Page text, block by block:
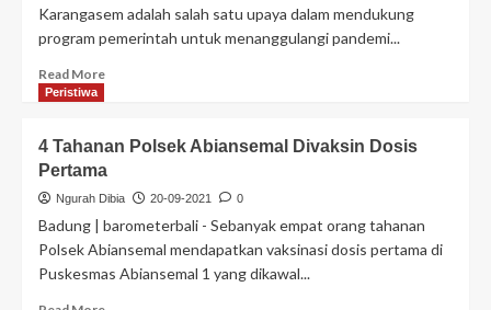
Karangasem adalah salah satu upaya dalam mendukung
program pemerintah untuk menanggulangi pandemi...
Read More
Peristiwa
4 Tahanan Polsek Abiansemal Divaksin Dosis
Pertama
Ngurah Dibia 20-09-2021 0
Badung | barometerbali - Sebanyak empat orang tahanan
Polsek Abiansemal mendapatkan vaksinasi dosis pertama di
Puskesmas Abiansemal 1 yang dikawal...